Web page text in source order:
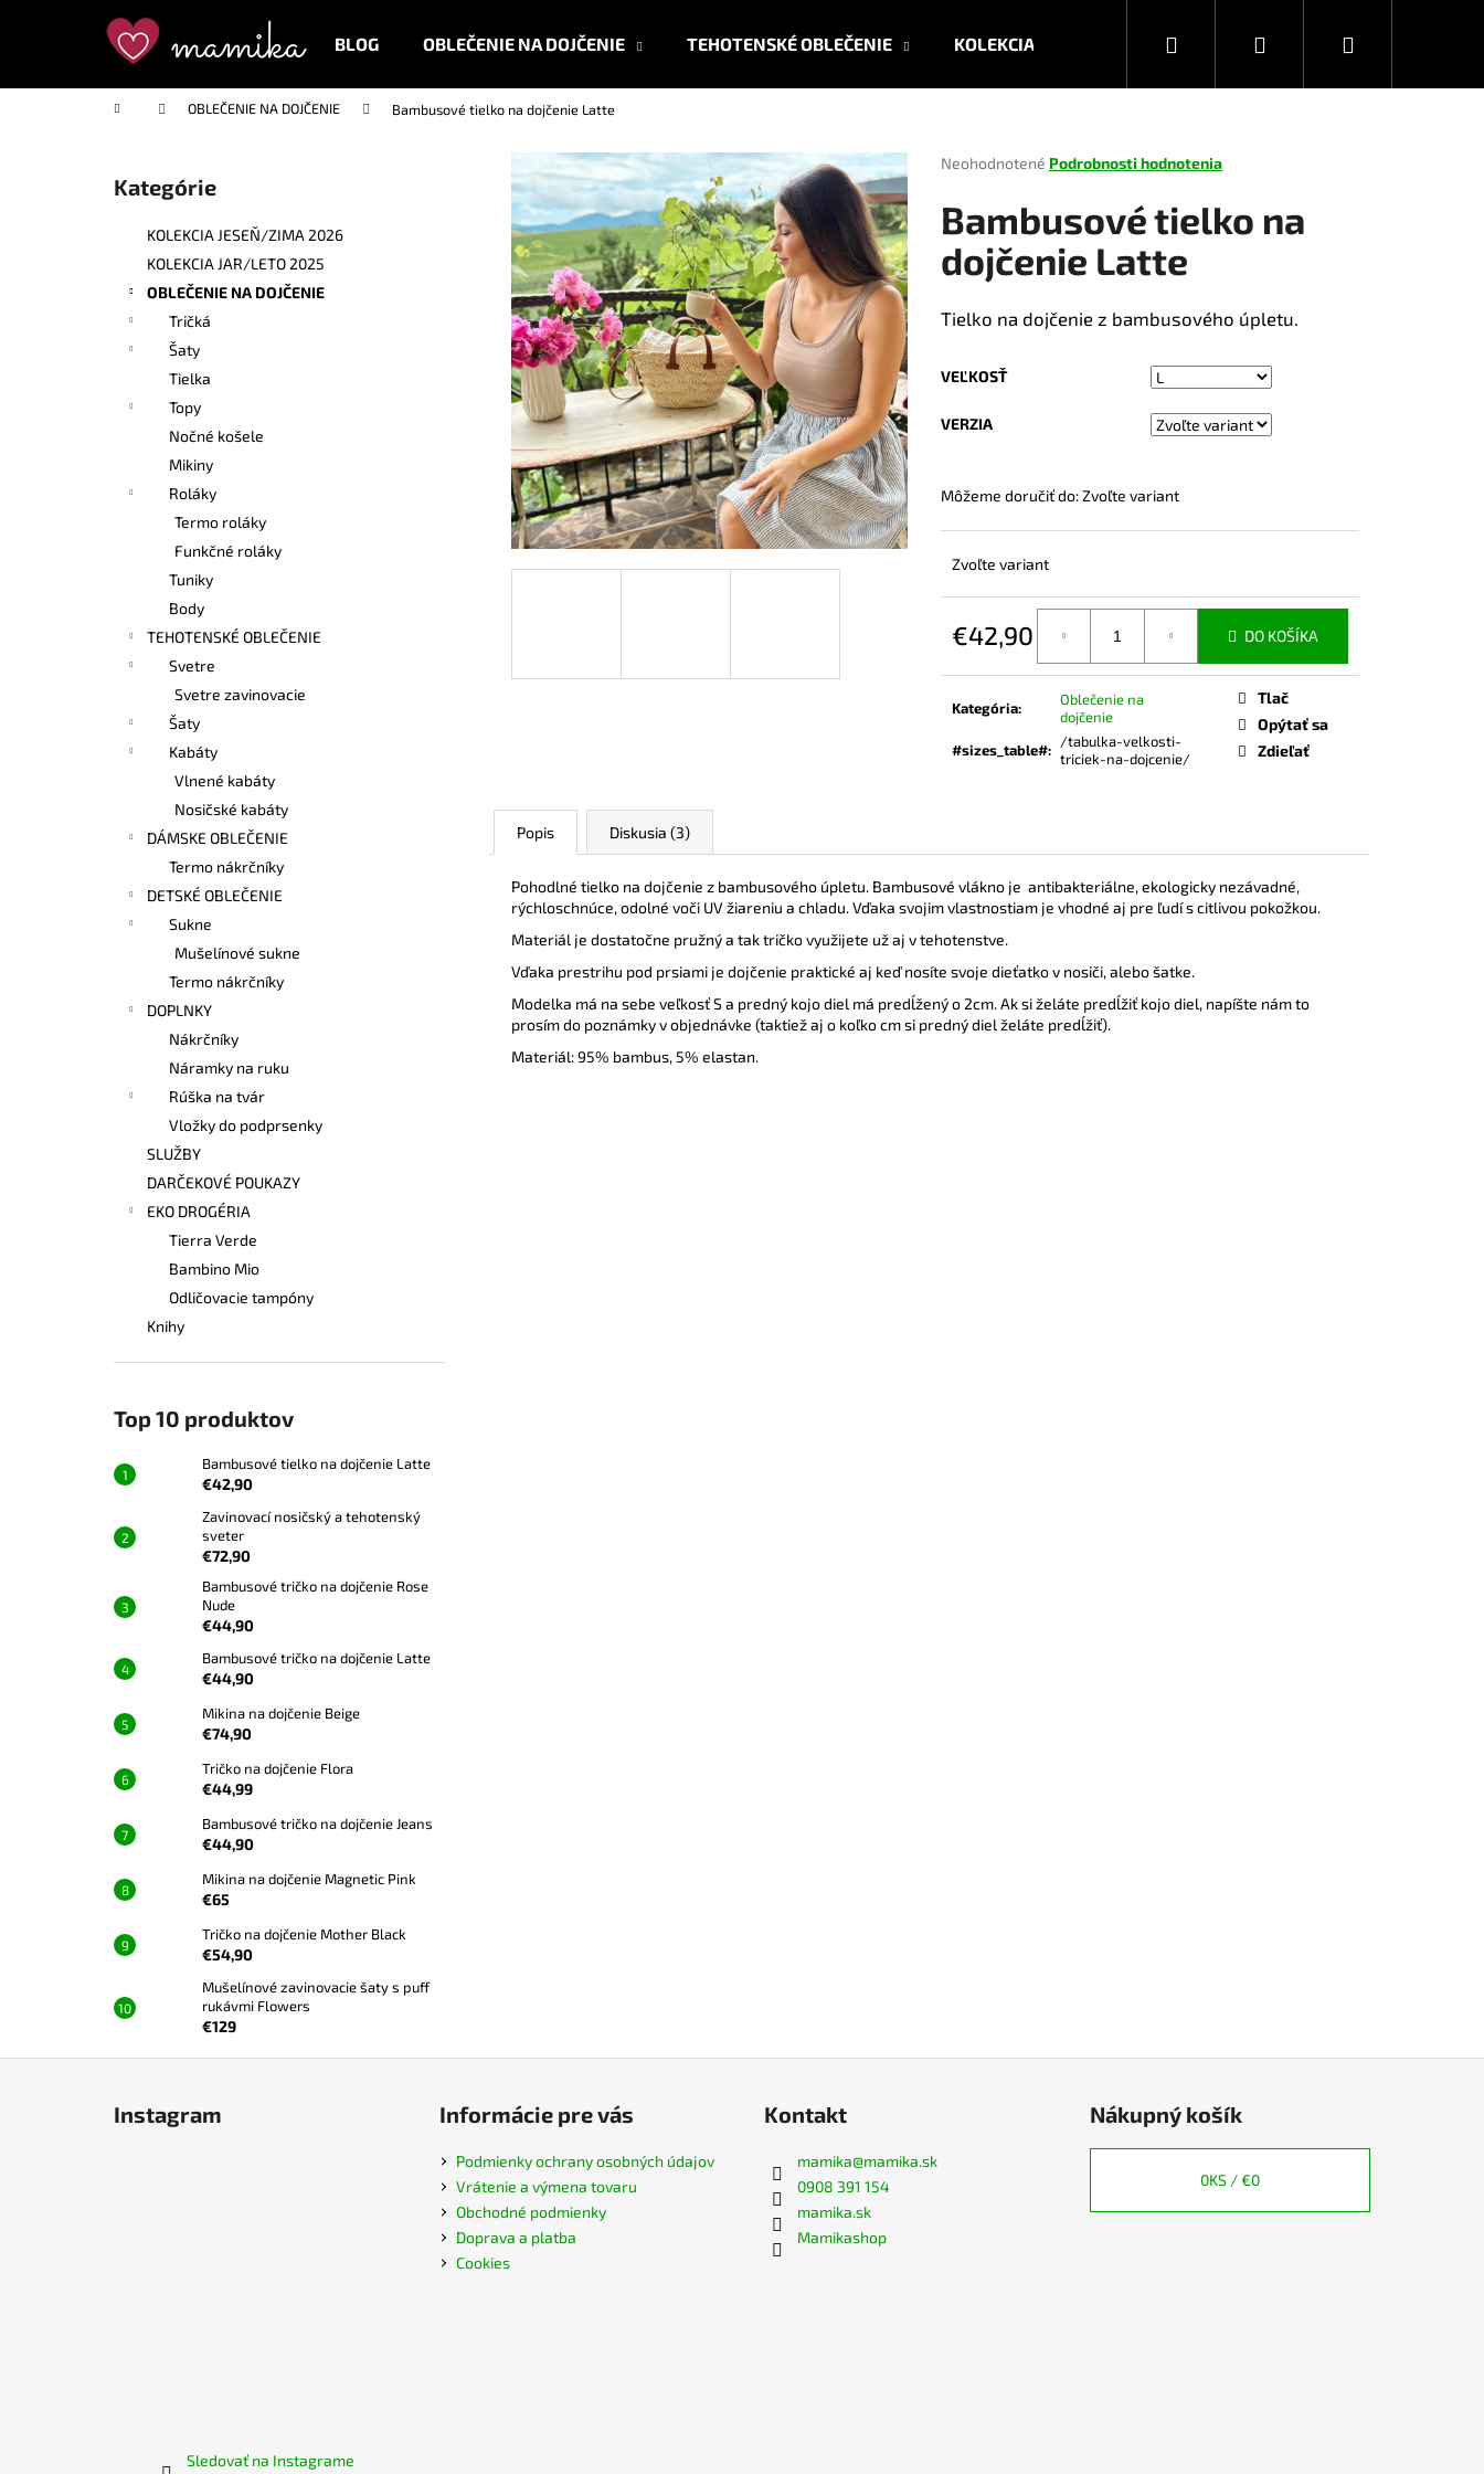
BLOG OBLEČENIE NA DOJČENIE TEHOTENSKÉ OBLEČENIE KOLEKCIA JESEŇ/ZIMA 2026 KOLEKCIA JAR/LETO 2025
Hľadať PrihlásenieNákupný
Domov OBLEČENIE NA DOJČENIE Bambusové tielko na dojčenie Latte
Preskočiť
kategórie
Kategórie
KOLEKCIA JESEŇ/ZIMA 2026
KOLEKCIA JAR/LETO 2025
OBLEČENIE NA DOJČENIE
Tričká
Šaty
Tielka
Topy
Nočné košele
Mikiny
Roláky
Termo roláky
Funkčné roláky
Tuniky
Body
TEHOTENSKÉ OBLEČENIE
Svetre
Svetre zavinovacie
Šaty
Kabáty
Vlnené kabáty
Nosičské kabáty
DÁMSKE OBLEČENIE
Termo nákrčníky
DETSKÉ OBLEČENIE
Sukne
Mušelínové sukne
Termo nákrčníky
DOPLNKY
Nákrčníky
Náramky na ruku
Rúška na tvár
Vložky do podprsenky
SLUŽBY
DARČEKOVÉ POUKAZY
EKO DROGÉRIA
Tierra Verde
Bambino Mio
Odličovacie tampóny
Knihy
Top 10 produktov
Bambusové tielko na dojčenie Latte
€42,90
Zavinovací nosičský a tehotenský
sveter
€72,90
Bambusové tričko na dojčenie Rose
Nude
€44,90
Bambusové tričko na dojčenie Latte
€44,90
Mikina na dojčenie Beige
€74,90
Tričko na dojčenie Flora
€44,99
Bambusové tričko na dojčenie Jeans
€44,90
Mikina na dojčenie Magnetic Pink
€65
Tričko na dojčenie Mother Black
€54,90
Mušelínové zavinovacie šaty s puff
rukávmi Flowers
€129
Priemerné
produktu
je
0,0
z
hviezdičiek.
Neohodnotené Podrobnosti hodnotenia
Bambusové tielko na
dojčenie Latte
Tielko na dojčenie z bambusového úpletu.
VEĽKOSŤ
VERZIA
Môžeme doručiť do:Zvoľte variant
Zvoľte variant
€42,90
cena:
DO KOŠÍKA
Kategória:
Oblečenie na
dojčenie
#sizes_table#: /tabulka-velkosti-
triciek-na-dojcenie/
Tlač
Opýtať sa
Zdieľať
Popis Diskusia (3)
Pohodlné tielko na dojčenie z bambusového úpletu. Bambusové vlákno je antibakteriálne, ekologicky nezávadné,
rýchloschnúce, odolné voči UV žiareniu a chladu. Vďaka svojim vlastnostiam je vhodné aj pre ľudí s citlivou pokožkou.
Materiál je dostatočne pružný a tak tričko využijete už aj v tehotenstve.
Vďaka prestrihu pod prsiami je dojčenie praktické aj keď nosíte svoje dieťatko v nosiči, alebo šatke.
Modelka má na sebe veľkosť S a predný kojo diel má predĺžený o 2cm. Ak si želáte predĺžiť kojo diel, napíšte nám to
prosím do poznámky v objednávke (taktiež aj o koľko cm si predný diel želáte predĺžiť).
Materiál: 95% bambus, 5% elastan.
í
do
do
Čo potrebujete nájsť?
HĽADAŤ
Odporúčame
Nasledujúce
BAMBUSOVÉ TIELKO NA DOJČENIE
€42,90
ZAVINOVACÍ NOSIČSKÝ A TEHOTENSKÝ
SVETER
€72,90
BAMBUSOVÉ TRIČKO NA DOJČENIE ROSE
NUDE
€44,90
Instagram
Sledovať na Instagrame
Informácie pre vás
Podmienky ochrany osobných údajov
Vrátenie a výmena tovaru
Obchodné podmienky
Doprava a platba
Cookies
Kontakt
mamika@mamika.sk
0908 391 154
mamika.sk
Mamikashop
Nákupný košík
0KS /€0